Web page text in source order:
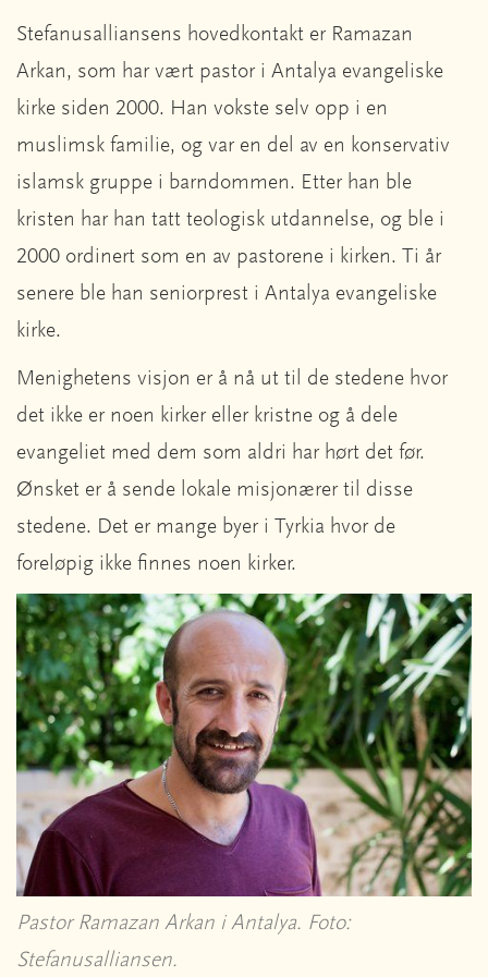
Stefanusalliansens hovedkontakt er Ramazan
Arkan, som har vært pastor i Antalya evangeliske
kirke siden 2000. Han vokste selv opp i en
muslimsk familie, og var en del av en konservativ
islamsk gruppe i barndommen. Etter han ble
kristen har han tatt teologisk utdannelse, og ble i
2000 ordinert som en av pastorene i kirken. Ti år
senere ble han seniorprest i Antalya evangeliske
kirke.
Menighetens visjon er å nå ut til de stedene hvor
det ikke er noen kirker eller kristne og å dele
evangeliet med dem som aldri har hørt det før.
Ønsket er å sende lokale misjonærer til disse
stedene. Det er mange byer i Tyrkia hvor de
foreløpig ikke finnes noen kirker.
Pastor Ramazan Arkan i Antalya. Foto:
Stefanusalliansen.